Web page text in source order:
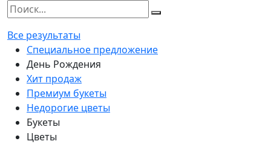
Все результаты
Специальное предложение
День Рождения
Хит продаж
Премиум букеты
Недорогие цветы
Букеты
Цветы